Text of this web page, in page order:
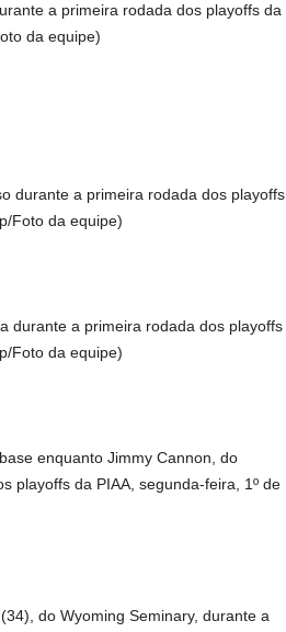
a primeira rodada dos playoffs da
da equipe)
durante a primeira rodada dos playoffs
Foto da equipe)
durante a primeira rodada dos playoffs
Foto da equipe)
enquanto Jimmy Cannon, do
playoffs da PIAA, segunda-feira, 1º de
do Wyoming Seminary, durante a